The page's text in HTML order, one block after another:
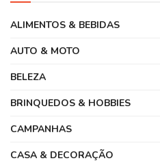
ALIMENTOS & BEBIDAS
AUTO & MOTO
BELEZA
BRINQUEDOS & HOBBIES
CAMPANHAS
CASA & DECORAÇÃO